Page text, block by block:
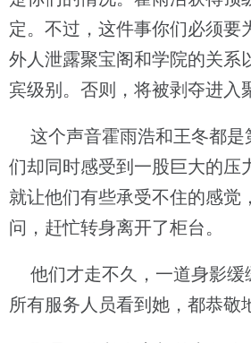
定。不过，这件事你们必须要
外人泄露聚宝阁和学院的关系
宾级别。否则，将被剥夺进入
这个声音霍雨浩和王冬都是
们却同时感受到一股巨大的压
就让他们有些承受不住的感觉
问，赶忙转身离开了柜台。
他们才走不久，一道身影缓
所有服务人员看到她，都恭敬